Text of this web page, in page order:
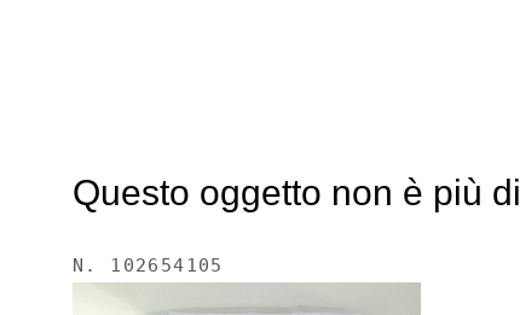
Questo oggetto non è più
N. 102654105